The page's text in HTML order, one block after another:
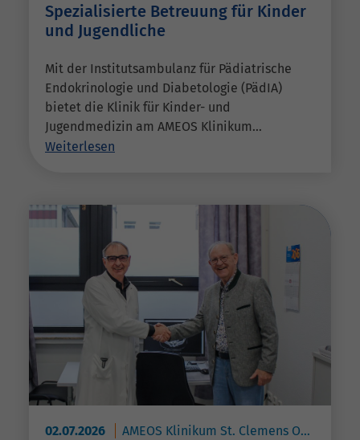
Spezialisierte Betreuung für Kinder
und Jugendliche
Mit der Institutsambulanz für Pädiatrische
Endokrinologie und Diabetologie (PädIA)
bietet die Klinik für Kinder- und
Jugendmedizin am AMEOS Klinikum…
Weiterlesen
02.07.2026 AMEOS Klinikum St. Clemens Oberhausen